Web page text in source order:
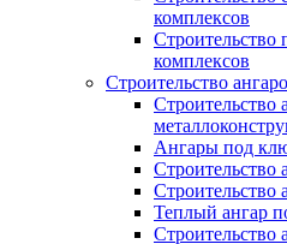
комплексов
Строительство
комплексов
Строительство
Строительство
Ангары под
Строительство
Строительство
Теплый ангар
Строительство